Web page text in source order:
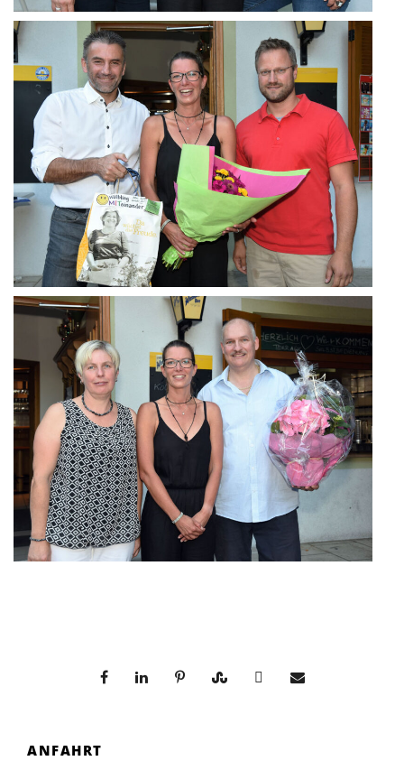
ANFAHRT